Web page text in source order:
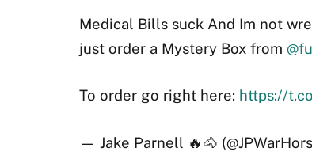
Medical Bills suck And Im not
just order a Mystery Box from
To order go right here: https://
— Jake Parnell 🔥🐴